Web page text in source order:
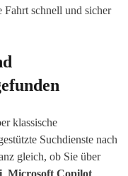
Fahrt schnell und sicher
klassische
Suchdienste nach
gleich, ob Sie über
, Microsoft Copilot,